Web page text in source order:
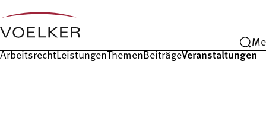
ArbeitsrechtLeistungenThemenBeiträgeVeranstaltungen